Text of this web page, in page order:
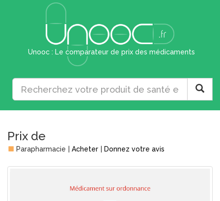
Unooc : Le comparateur de prix des médicaments
Prix de
Parapharmacie Acheter Donnez votre avis